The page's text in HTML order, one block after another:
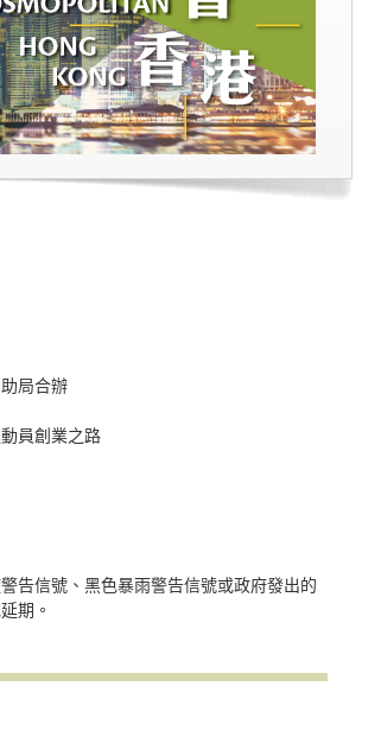
局合辦
員創業之路
告信號、黑色暴雨警告信號或政府發出的
期。